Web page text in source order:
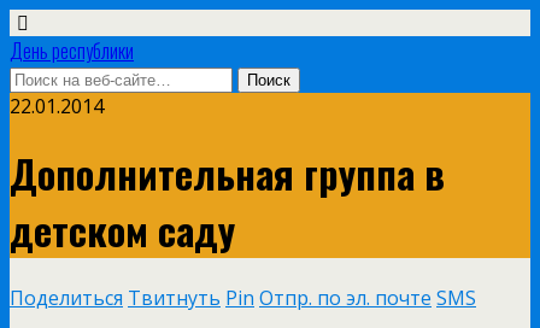
День республики
22.01.2014
Дополнительная группа в
детском саду
Поделиться Твитнуть Pin Отпр. по эл. почте SMS